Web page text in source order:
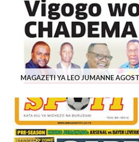
MAGAZETI YA LEO JUMANNE